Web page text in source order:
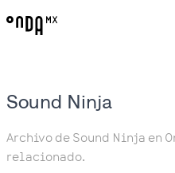
Sound Ninja
Archivo de Sound Ninja en
relacionado.